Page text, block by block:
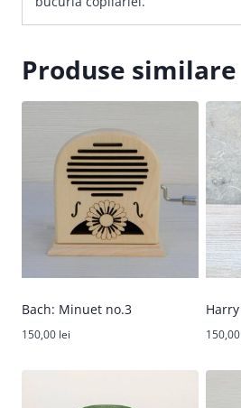
Produse similare
Bach: Minuet no.3
150,00 lei 150,00